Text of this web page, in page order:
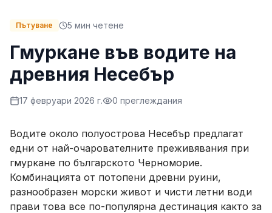
Пътуване 5 мин четене
Гмуркане във водите на
древния Несебър
17 февруари 2026 г. 0 преглеждания
Водите около полуострова Несебър предлагат
едни от най-очарователните преживявания при
гмуркане по българското Черноморие.
Комбинацията от потопени древни руини,
разнообразен морски живот и чисти летни води
прави това все по-популярна дестинация както за